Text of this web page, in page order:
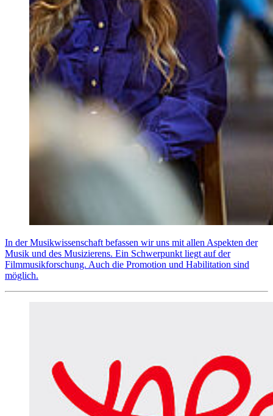
In der Musikwissenschaft befassen wir uns mit allen Aspekten der
Musik und des Musizierens. Ein Schwerpunkt liegt auf der
Filmmusikforschung. Auch die Promotion und Habilitation sind
möglich.